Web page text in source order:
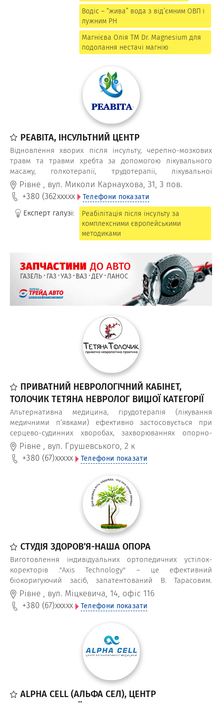
Водіс – “жива” вода з від’ємним ОВП і
лужним РH
Магнієва Олія TM Dr. Magnesium для
подолання нестачі магнію
РЕАВІТА, ІНСУЛЬТНИЙ ЦЕНТР
Відновлення хворих після інсульту, черепно-мозкових
травм та травми хребта за допомогою лікувального
масажу, голкотерапії, трудотерапії, лікувальної
фізкультури, електростимуляції м'язів, логопеда-
афазіолога та невропатолога.
Рівне , вул. Миколи Карнаухова, 31, 3 пов.
+380 (362xxxxx Телефони показати
Експерт галузі:
Реабілітація після інсульту за
комплексними європейськими
методиками
ПРИВАТНИЙ НЕВРОЛОГІЧНИЙ КАБІНЕТ,
ТОЛОЧИК ТЕТЯНА НЕВРОЛОГ ВИЩОЇ КАТЕГОРІЇ
Альтернативна медицина, гірудотерапія (лікування
медичними п’явками) ефективно застосовується при
серцево-судинних хворобах, захворюваннях опорно-
рухового апарату та більшості систем і органів людини
Рівне , вул. Грушевського, 2 к
+380 (67)xxxxx Телефони показати
СТУДІЯ ЗДОРОВ’Я-НАША ОПОРА
Виготовлення індивідуальних ортопедичних устілок-
коректорів ."Axis Technology" – це ефективний
біокоригуючий засіб, запатентований В. Тарасовим.
Подіатричні устілки виготовляються на пнемо-установці
за принципом "стоматології" стопи.
Рівне , вул. Міцкевича, 14, офіс 116
+380 (67)xxxxx Телефони показати
ALPHA CELL (АЛЬФА СЕЛ), ЦЕНТР